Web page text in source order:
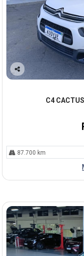
Co
C4
87.700 km